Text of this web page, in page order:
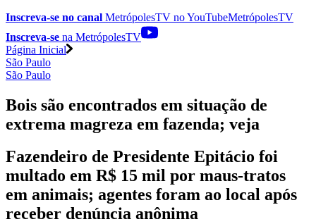
Inscreva-se no canal MetrópolesTV noYouTubeMetrópolesTV
Inscreva-se na MetrópolesTV
Página Inicial
São Paulo
São Paulo
Bois são encontrados em situação de
extrema magreza em fazenda; veja
Fazendeiro de Presidente Epitácio foi
multado em R$ 15 mil por maus-tratos
em animais; agentes foram ao local após
receber denúncia anônima